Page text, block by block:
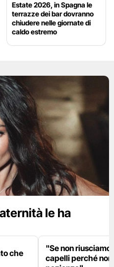
Estate 2026, in Spagna le
terrazze dei bar dovranno
chiudere nelle giornate di
caldo estremo
le ha
che
"Se non riusciamo
capelli perché